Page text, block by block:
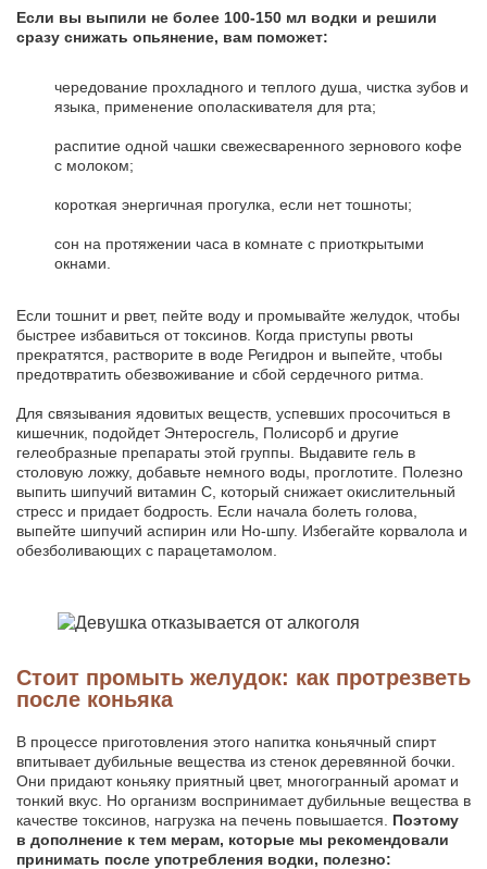
Если вы выпили не более 100-150 мл водки и решили
сразу снижать опьянение, вам поможет:
чередование прохладного и теплого душа, чистка зубов и
языка, применение ополаскивателя для рта;
распитие одной чашки свежесваренного зернового кофе
с молоком;
короткая энергичная прогулка, если нет тошноты;
сон на протяжении часа в комнате с приоткрытыми
окнами.
Если тошнит и рвет, пейте воду и промывайте желудок, чтобы
быстрее избавиться от токсинов. Когда приступы рвоты
прекратятся, растворите в воде Регидрон и выпейте, чтобы
предотвратить обезвоживание и сбой сердечного ритма.
Для связывания ядовитых веществ, успевших просочиться в
кишечник, подойдет Энтеросгель, Полисорб и другие
гелеобразные препараты этой группы. Выдавите гель в
столовую ложку, добавьте немного воды, проглотите. Полезно
выпить шипучий витамин С, который снижает окислительный
стресс и придает бодрость. Если начала болеть голова,
выпейте шипучий аспирин или Но-шпу. Избегайте корвалола и
обезболивающих с парацетамолом.
Стоит промыть желудок: как протрезветь
после коньяка
В процессе приготовления этого напитка коньячный спирт
впитывает дубильные вещества из стенок деревянной бочки.
Они придают коньяку приятный цвет, многогранный аромат и
тонкий вкус. Но организм воспринимает дубильные вещества в
качестве токсинов, нагрузка на печень повышается. Поэтому
в дополнение к тем мерам, которые мы рекомендовали
принимать после употребления водки, полезно: